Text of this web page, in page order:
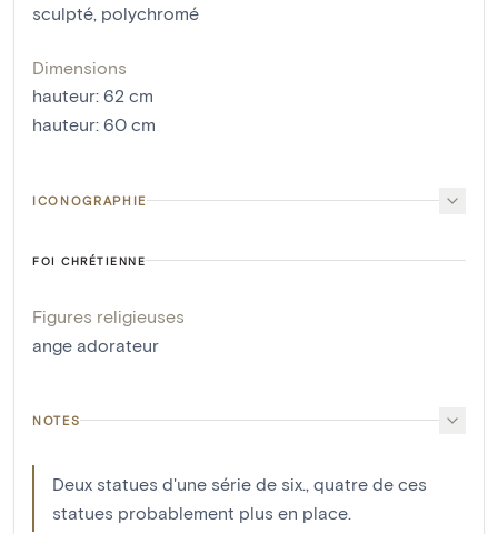
sculpté, polychromé
Dimensions
hauteur: 62 cm
hauteur: 60 cm
ICONOGRAPHIE
FOI CHRÉTIENNE
Figures religieuses
ange adorateur
NOTES
Deux statues d'une série de six., quatre de ces
statues probablement plus en place.